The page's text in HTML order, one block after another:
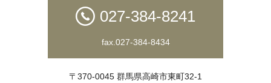
027-384-8241
fax.027-384-8434
〒370-0045 群馬県高崎市東町32-1